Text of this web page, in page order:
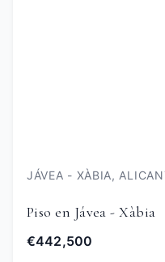
JÁVEA - XÀBIA,
Piso en Jávea - Xàbia
€442,500